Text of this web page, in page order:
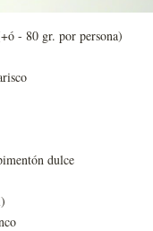
- 80 gr. por persona)
dulce